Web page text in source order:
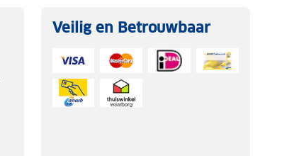
Veilig en Betrouwbaar